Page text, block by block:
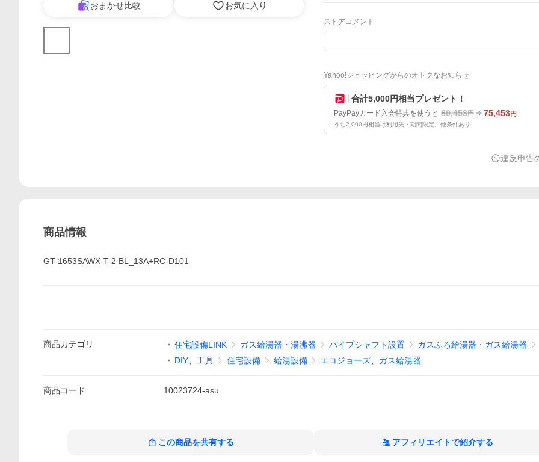
おまかせ比較 お気に入り
ストアコメント
Yahoo!ショッピングからのオトクなお知らせ
合計5,000円相当プレゼント！
PayPayカード入会特典を使うと 80,453円 75,453円
うち2,000円相当は利用先・期間限定。他条件あり
違反申告
商品情報
GT-1653SAWX-T-2 BL_13A+RC-D101
商品カテゴリ 住宅設備LINK ガス給湯器・湯沸器 パイプシャフト設置
ガスふろ給湯器・ガス給湯器
DIY、工具
住宅設備 給湯設備 エコジョーズ、ガス給湯器
商品コード 10023724-asu
この商品を共有する アフィリエイトで紹介する